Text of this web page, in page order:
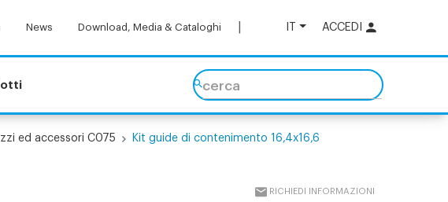
ACCEDI
News Download, Media & Cataloghi
cerca
ed accessori C075 Kit guide di contenimento 16,4x16,6
RICHIEDI INFORMAZIONI